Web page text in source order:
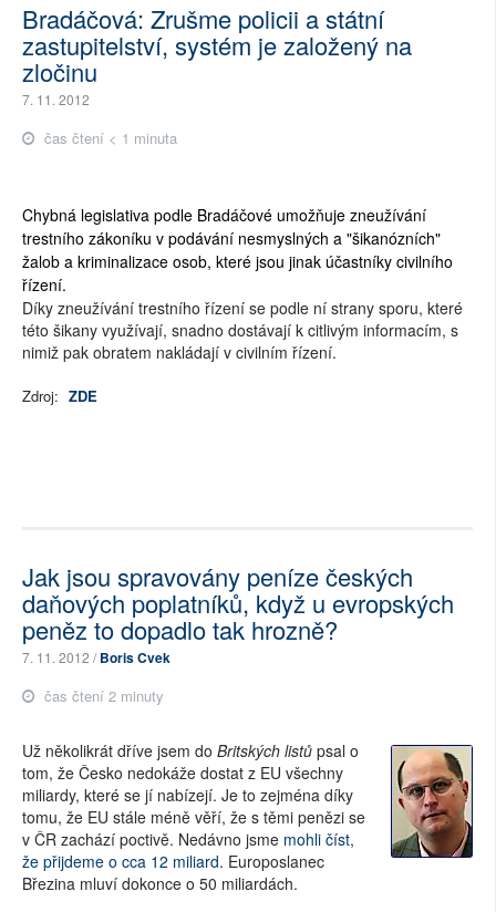
Bradáčová: Zrušme policii a státní
zastupitelství, systém je založený na
zločinu
7. 11. 2012
čas čtení < 1 minuta
Chybná legislativa podle Bradáčové umožňuje zneužívání
trestního zákoníku v podávání nesmyslných a "šikanózních"
žalob a kriminalizace osob, které jsou jinak účastníky civilního
řízení.
Díky zneužívání trestního řízení se podle ní strany sporu, které
této šikany využívají, snadno dostávají k citlivým informacím, s
nimiž pak obratem nakládají v civilním řízení.
Zdroj: ZDE
Jak jsou spravovány peníze českých
daňových poplatníků, když u evropských
peněz to dopadlo tak hrozně?
7. 11. 2012 /Boris Cvek
čas čtení 2 minuty
Už několikrát dříve jsem do Britských listů psal o
tom, že Česko nedokáže dostat z EU všechny
miliardy, které se jí nabízejí. Je to zejména díky
tomu, že EU stále méně věří, že s těmi penězi se
v ČR zachází poctivě. Nedávno jsme mohli číst,
že přijdeme o cca 12 miliard. Europoslanec
Březina mluví dokonce o 50 miliardách.